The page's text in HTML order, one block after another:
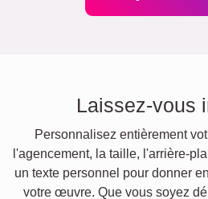
Laissez-vous
Personnalisez entièrement
l'agencement, la taille, l'arrière-
un texte personnel pour donner
votre œuvre. Que vous soyez